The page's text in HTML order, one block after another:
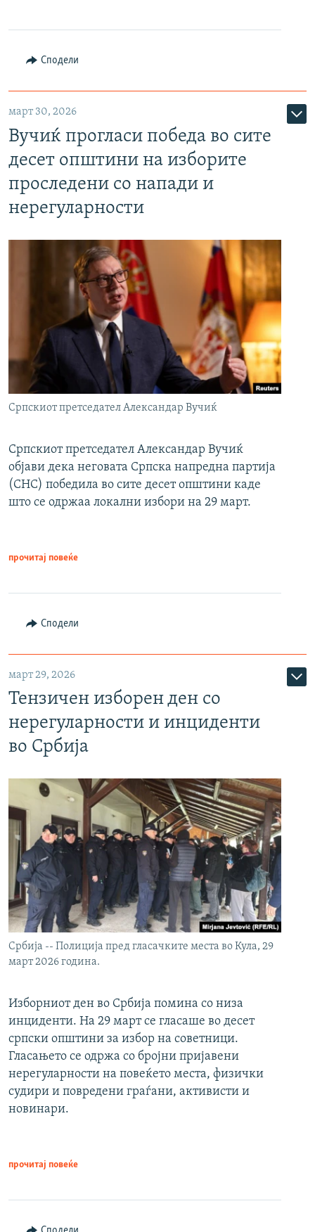
Сподели
март 30, 2026
Вучиќ прогласи победа во сите
десет општини на изборите
проследени со напади и
нерегуларности
Српскиот претседател Александар Вучиќ
Српскиот претседател Александар Вучиќ
објави дека неговата Српска напредна партија
(СНС) победила во сите десет општини каде
што се одржаа локални избори на 29 март.
прочитај повеќе
Сподели
март 29, 2026
Тензичен изборен ден со
нерегуларности и инциденти
во Србија
Србија -- Полиција пред гласачките места во Кула, 29
март 2026 година.
Изборниот ден во Србија помина со низа
инциденти. На 29 март се гласаше во десет
српски општини за избор на советници.
Гласањето се одржа со бројни пријавени
нерегуларности на повеќето места, физички
судири и повредени граѓани, активисти и
новинари.
прочитај повеќе